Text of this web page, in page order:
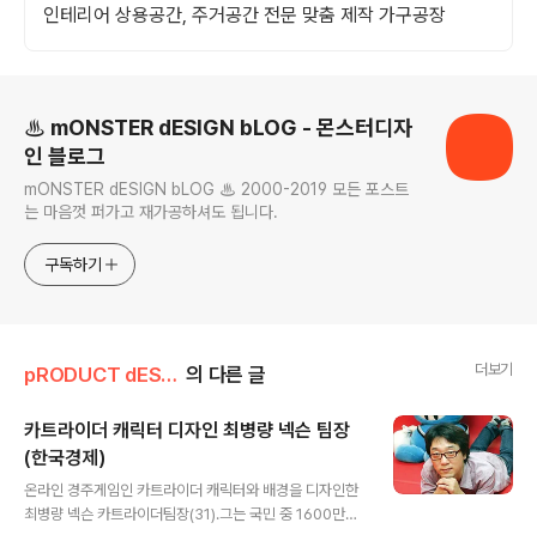
인테리어 상용공간, 주거공간 전문 맞춤 제작 가구공장
♨ mONSTER dESIGN bLOG - 몬스터디자
인 블로그
mONSTER dESIGN bLOG ♨ 2000-2019 모든 포스트
는 마음껏 퍼가고 재가공하셔도 됩니다.
구독하기
pRODUCT dESIGN 의 다른 글 더보기
카트라이더 캐릭터 디자인 최병량 넥슨 팀장
(한국경제)
온라인 경주게임인 카트라이더 캐릭터와 배경을 디자인한
최병량 넥슨 카트라이더팀장(31).그는 국민 중 1600만명